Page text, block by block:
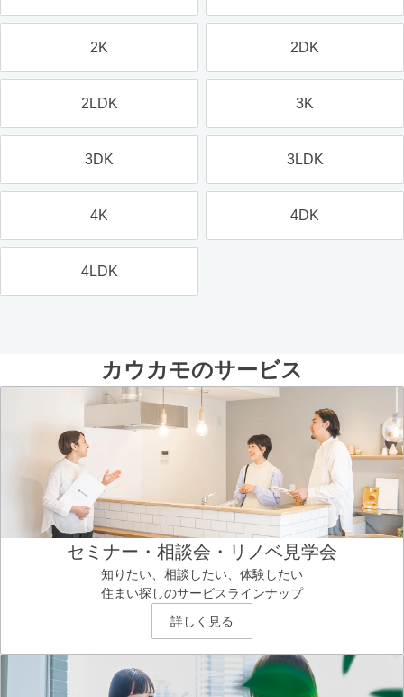
2K 2DK
2LDK 3K
3DK 3LDK
4K 4DK
4LDK
カウカモのサービス
セミナー・相談会・リノベ見学会
知りたい、相談したい、体験したい
住まい探しのサービスラインナップ
詳しく見る